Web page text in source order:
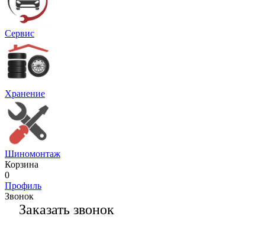
Сервис
Хранение
Шиномонтаж
Корзина
0
Профиль
Звонок
Заказать звонок